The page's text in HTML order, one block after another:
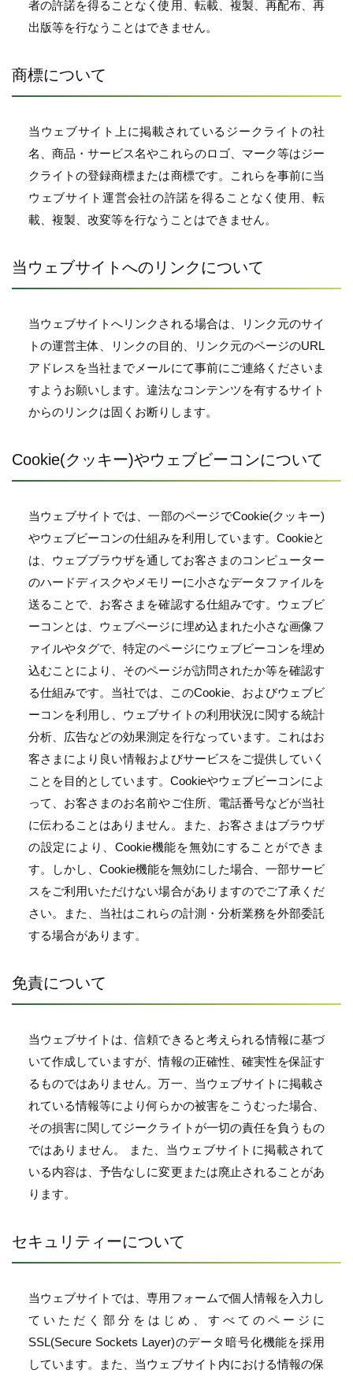
者の許諾を得ることなく使用、転載、複製、再配布、再
出版等を行なうことはできません。
商標について
当ウェブサイト上に掲載されているジークライトの社
名、商品・サービス名やこれらのロゴ、マーク等はジー
クライトの登録商標または商標です。これらを事前に当
ウェブサイト運営会社の許諾を得ることなく使用、転
載、複製、改変等を行なうことはできません。
当ウェブサイトへのリンクについて
当ウェブサイトへリンクされる場合は、リンク元のサイ
トの運営主体、リンクの目的、リンク元のページのURL
アドレスを当社までメールにて事前にご連絡くださいま
すようお願いします。違法なコンテンツを有するサイト
からのリンクは固くお断りします。
Cookie(クッキー)やウェブビーコンについて
当ウェブサイトでは、一部のページでCookie(クッキー)
やウェブビーコンの仕組みを利用しています。Cookieと
は、ウェブブラウザを通してお客さまのコンピューター
のハードディスクやメモリーに小さなデータファイルを
送ることで、お客さまを確認する仕組みです。ウェブビ
ーコンとは、ウェブページに埋め込まれた小さな画像フ
ァイルやタグで、特定のページにウェブビーコンを埋め
込むことにより、そのページが訪問されたか等を確認す
る仕組みです。当社では、このCookie、およびウェブビ
ーコンを利用し、ウェブサイトの利用状況に関する統計
分析、広告などの効果測定を行なっています。これはお
客さまにより良い情報およびサービスをご提供していく
ことを目的としています。Cookieやウェブビーコンによ
って、お客さまのお名前やご住所、電話番号などが当社
に伝わることはありません。また、お客さまはブラウザ
の設定により、Cookie機能を無効にすることができま
す。しかし、Cookie機能を無効にした場合、一部サービ
スをご利用いただけない場合がありますのでご了承くだ
さい。また、当社はこれらの計測・分析業務を外部委託
する場合があります。
免責について
当ウェブサイトは、信頼できると考えられる情報に基づ
いて作成していますが、情報の正確性、確実性を保証す
るものではありません。万一、当ウェブサイトに掲載さ
れている情報等により何らかの被害をこうむった場合、
その損害に関してジークライトが一切の責任を負うもの
ではありません。 また、当ウェブサイトに掲載されて
いる内容は、予告なしに変更または廃止されることがあ
ります。
セキュリティーについて
当ウェブサイトでは、専用フォームで個人情報を入力し
ていただく部分をはじめ、すべてのページに
SSL(Secure Sockets Layer)のデータ暗号化機能を採用
しています。また、当ウェブサイト内における情報の保